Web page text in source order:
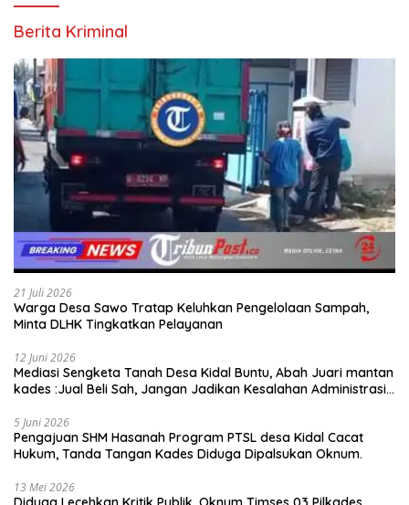
Berita Kriminal
21 Juli 2026
Warga Desa Sawo Tratap Keluhkan Pengelolaan Sampah,
Minta DLHK Tingkatkan Pelayanan
12 Juni 2026
Mediasi Sengketa Tanah Desa Kidal Buntu, Abah Juari mantan
kades :Jual Beli Sah, Jangan Jadikan Kesalahan Administrasi
5 Juni 2026
Pengajuan SHM Hasanah Program PTSL desa Kidal Cacat
Hukum, Tanda Tangan Kades Diduga Dipalsukan Oknum.
13 Mei 2026